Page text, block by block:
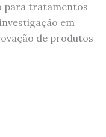
para tratamentos
em
de produtos